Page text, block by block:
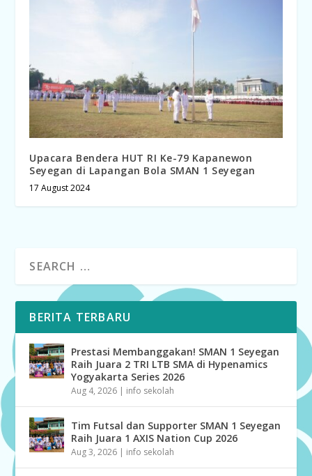
Upacara Bendera HUT RI Ke-79 Kapanewon
Seyegan di Lapangan Bola SMAN 1 Seyegan
17 August 2024
BERITA TERBARU
Prestasi Membanggakan! SMAN 1 Seyegan
Raih Juara 2 TRI LTB SMA di Hypenamics
Yogyakarta Series 2026
Aug 4, 2026 | info sekolah
Tim Futsal dan Supporter SMAN 1 Seyegan
Raih Juara 1 AXIS Nation Cup 2026
Aug 3, 2026 | info sekolah